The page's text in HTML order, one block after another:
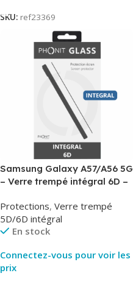
SKU: ref23369
Samsung Galaxy A57/A56 5G
– Verre trempé intégral 6D –
Protections, Verre trempé
5D/6D intégral
En stock
Connectez-vous pour voir les
prix